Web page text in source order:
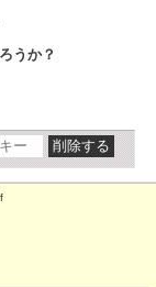
うか？